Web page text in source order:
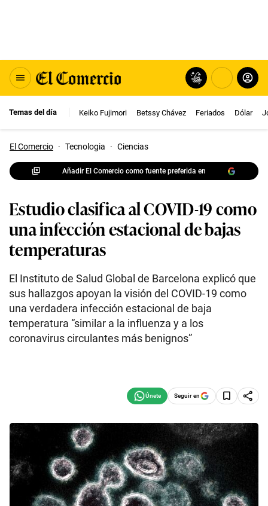
Temas del día Keiko Fujimori Betssy Chávez Feriados Dólar
El Comercio · Tecnologia · Ciencias
Añadir El Comercio como fuente preferida en
Estudio clasifica al COVID-19 como
una infección estacional de bajas
temperaturas
El Instituto de Salud Global de Barcelona explicó que
sus hallazgos apoyan la visión del COVID-19 como
una verdadera infección estacional de baja
temperatura “similar a la influenza y a los
coronavirus circulantes más benignos”
Seguir en